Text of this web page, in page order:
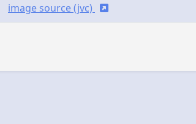
image source (jvc)